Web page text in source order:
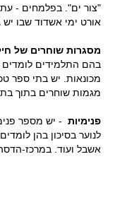
"צור ים". בפלמחים -
אורט ימי אשדוד שבו יש
מסגרות שוחרים של
בהם התלמידים לומדים
מכונאות. יש בתי ספר
מגמות שוחרים בתוך בתי
פנימיות - יש מספר
לנוער בסיכון בהן
אשבל ועוד. במרכז-הדסה